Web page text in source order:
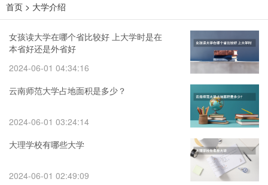
首页 > 大学介绍
女孩读大学在哪个省比较好 上大学时是在
本省好还是外省好
2024-06-01 04:34:16
云南师范大学占地面积是多少？
2024-06-01 03:24:14
大理学校有哪些大学
2024-06-01 02:49:09